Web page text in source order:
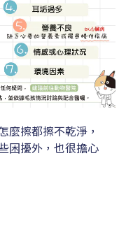
麼擦都擦不乾淨，
困擾外，也很擔心